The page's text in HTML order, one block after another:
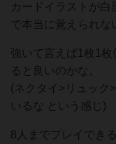
カードイラストが白
で本当に覚えられな
強いて言えば1枚1枚
ると良いのかな。
(ネクタイ>リュック
いるな という感じ)
8人までプレイでき